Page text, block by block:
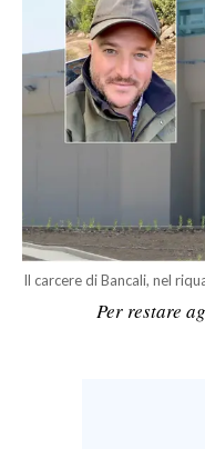
BASKET
VOLLEY
MOTORI
TENNIS
ALTRI SPORT
SPETTACOLI
Il carcere di Bancali, nel
Per restare